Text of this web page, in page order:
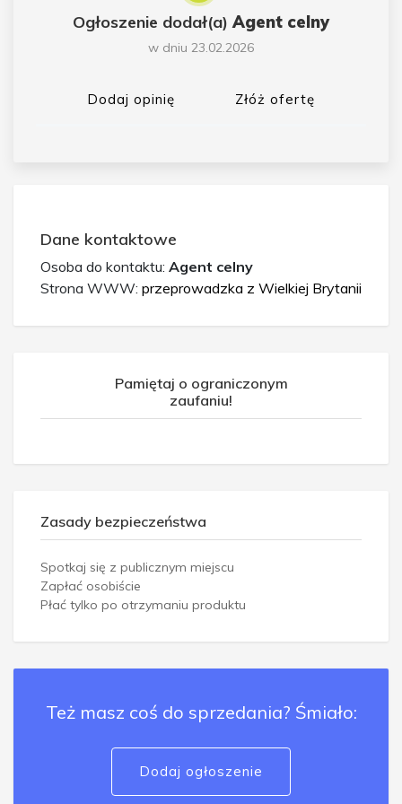
Ogłoszenie dodał(a)Agent celny
w dniu 23.02.2026
Dodaj opinię Złóż ofertę
Dane kontaktowe
Osoba do kontaktu: Agent celny
Strona WWW: przeprowadzka z Wielkiej Brytanii
Pamiętaj o ograniczonym
zaufaniu!
Zasady bezpieczeństwa
Spotkaj się z publicznym miejscu
Zapłać osobiście
Płać tylko po otrzymaniu produktu
Też masz coś do sprzedania? Śmiało:
Dodaj ogłoszenie